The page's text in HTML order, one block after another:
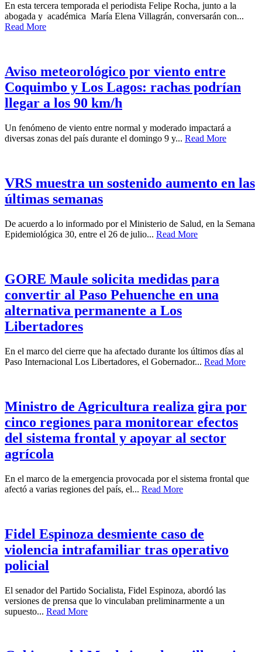
En esta tercera temporada el periodista Felipe Rocha, junto a la
abogada y académica María Elena Villagrán, conversarán con...
Read More
Aviso meteorológico por viento entre
Coquimbo y Los Lagos: rachas podrían
llegar a los 90 km/h
Un fenómeno de viento entre normal y moderado impactará a
diversas zonas del país durante el domingo 9 y... Read More
VRS muestra un sostenido aumento en las
últimas semanas
De acuerdo a lo informado por el Ministerio de Salud, en la Semana
Epidemiológica 30, entre el 26 de julio... Read More
GORE Maule solicita medidas para
convertir al Paso Pehuenche en una
alternativa permanente a Los
Libertadores
En el marco del cierre que ha afectado durante los últimos días al
Paso Internacional Los Libertadores, el Gobernador... Read More
Ministro de Agricultura realiza gira por
cinco regiones para monitorear efectos
del sistema frontal y apoyar al sector
agrícola
En el marco de la emergencia provocada por el sistema frontal que
afectó a varias regiones del país, el... Read More
Fidel Espinoza desmiente caso de
violencia intrafamiliar tras operativo
policial
El senador del Partido Socialista, Fidel Espinoza, abordó las
versiones de prensa que lo vinculaban preliminarmente a un
supuesto... Read More